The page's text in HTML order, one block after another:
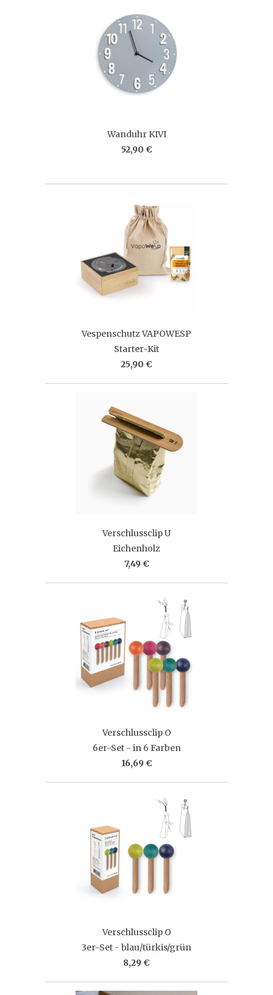
Wanduhr KIVI
52,90 €
Vespenschutz VAPOWESP
Starter-Kit
25,90 €
Verschlussclip U
Eichenholz
7,49 €
Verschlussclip O
6er-Set - in 6 Farben
16,69 €
Verschlussclip O
3er-Set - blau/türkis/grün
8,29 €